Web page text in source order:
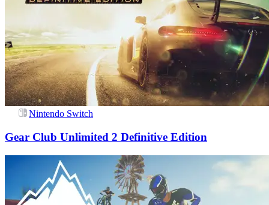
Nintendo Switch
Gear Club Unlimited 2 Definitive Edition